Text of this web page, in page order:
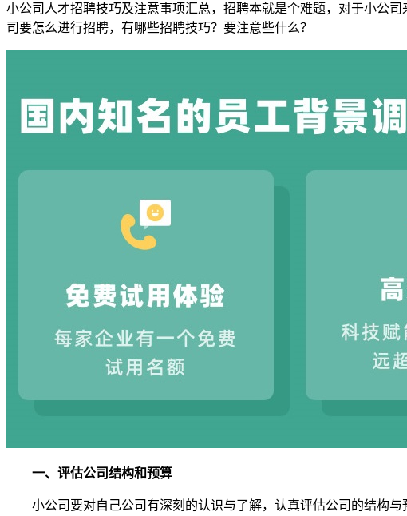
小公司人才招聘技巧及注意事项汇总，招聘本就是个难题，对于小公
司要怎么进行招聘，有哪些招聘技巧？要注意些什么？
一、评估公司结构和预算
小公司要对自己公司有深刻的认识与了解，认真评估公司的结构